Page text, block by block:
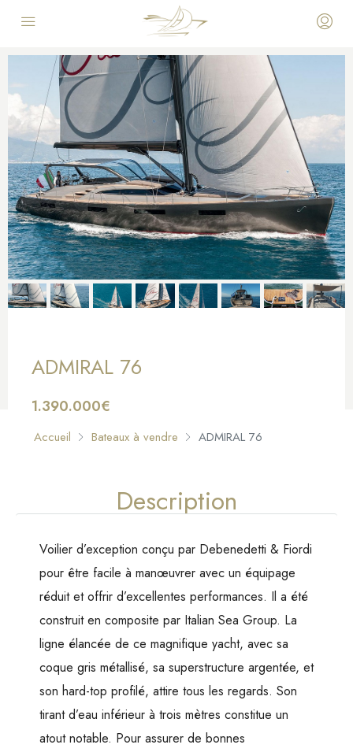
ADMIRAL 76
1.390.000€
À VENDRE
Accueil Bateaux à vendre ADMIRAL 76
Description
Voilier d’exception conçu par Debenedetti & Fiordi
pour être facile à manœuvrer avec un équipage
réduit et offrir d’excellentes performances. Il a été
construit en composite par Italian Sea Group. La
ligne élancée de ce magnifique yacht, avec sa
coque gris métallisé, sa superstructure argentée, et
son hard-top profilé, attire tous les regards. Son
tirant d’eau inférieur à trois mètres constitue un
atout notable. Pour assurer de bonnes